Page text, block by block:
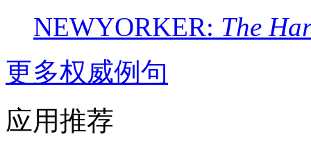
NEWYORKER: The
更多权威例句
应用推荐